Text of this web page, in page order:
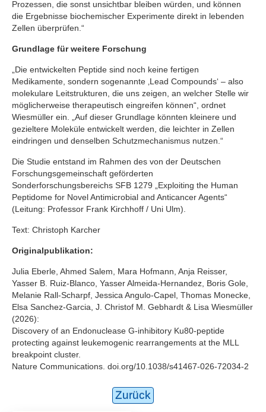
Prozessen, die sonst unsichtbar bleiben würden, und können
die Ergebnisse biochemischer Experimente direkt in lebenden
Zellen überprüfen.“
Grundlage für weitere Forschung
„Die entwickelten Peptide sind noch keine fertigen
Medikamente, sondern sogenannte ‚Lead Compounds‘ – also
molekulare Leitstrukturen, die uns zeigen, an welcher Stelle wir
möglicherweise therapeutisch eingreifen können“, ordnet
Wiesmüller ein. „Auf dieser Grundlage könnten kleinere und
gezieltere Moleküle entwickelt werden, die leichter in Zellen
eindringen und denselben Schutzmechanismus nutzen.“
Die Studie entstand im Rahmen des von der Deutschen
Forschungsgemeinschaft geförderten
Sonderforschungsbereichs SFB 1279 „Exploiting the Human
Peptidome for Novel Antimicrobial and Anticancer Agents“
(Leitung: Professor Frank Kirchhoff / Uni Ulm).
Text: Christoph Karcher
Originalpublikation:
Julia Eberle, Ahmed Salem, Mara Hofmann, Anja Reisser,
Yasser B. Ruiz-Blanco, Yasser Almeida-Hernandez, Boris Gole,
Melanie Rall-Scharpf, Jessica Angulo-Capel, Thomas Monecke,
Elsa Sanchez-Garcia, J. Christof M. Gebhardt & Lisa Wiesmüller
(2026):
Discovery of an Endonuclease G-inhibitory Ku80-peptide
protecting against leukemogenic rearrangements at the MLL
breakpoint cluster.
Nature Communications. doi.org/10.1038/s41467-026-72034-2
Zurück